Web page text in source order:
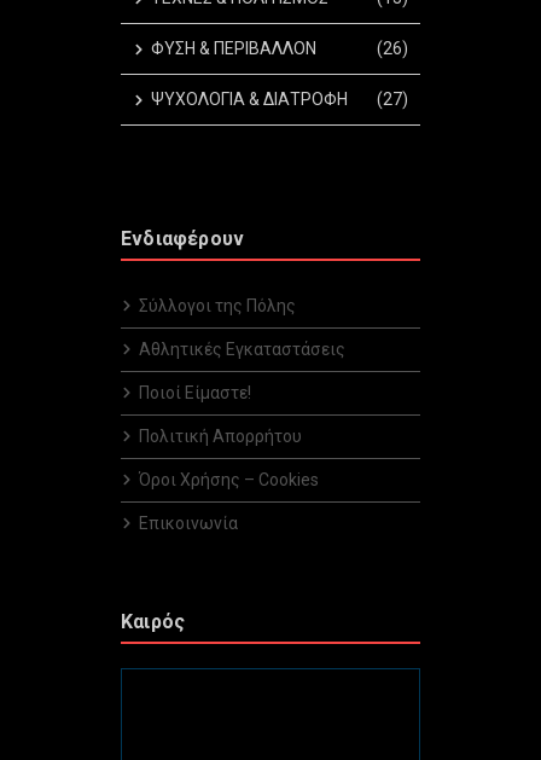
ΦΥΣΗ & ΠΕΡΙΒΑΛΛΟΝ (26)
ΨΥΧΟΛΟΓΙΑ & ΔΙΑΤΡΟΦΗ (27)
Ενδιαφέρουν
Σύλλογοι της Πόλης
Αθλητικές Εγκαταστάσεις
Ποιοί Είμαστε!
Πολιτική Απορρήτου
Όροι Χρήσης – Cookies
Επικοινωνία
Καιρός